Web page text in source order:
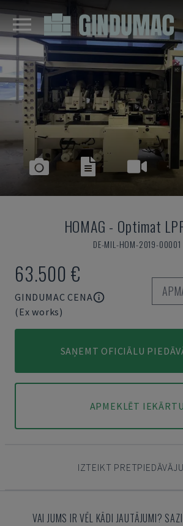
HOMAG - Optimat
DE-MIL-HOM-2019-00001
63.500 €
GINDUMAC CENA
(Ex works)
SAŅEMT OFICIĀLU
APMEKLĒT IEKĀRTU
IZTEIKT
VAI JUMS IR VĒL KĀDI JAUTĀJUMI?